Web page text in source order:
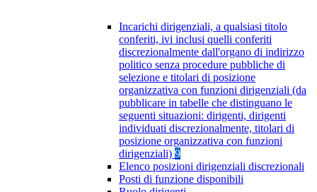
Incarichi dirigenziali, a qualsiasi titolo
conferiti, ivi inclusi quelli conferiti
discrezionalmente dall'organo di indirizzo
politico senza procedure pubbliche di
selezione e titolari di posizione
organizzativa con funzioni dirigenziali (da
pubblicare in tabelle che distinguano le
seguenti situazioni: dirigenti, dirigenti
individuati discrezionalmente, titolari di
posizione organizzativa con funzioni
dirigenziali) 9
Elenco posizioni dirigenziali discrezionali
Posti di funzione disponibili